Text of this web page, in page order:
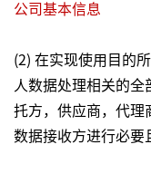
公司基本信息
(2) 在实现使用目的
人数据处理相关的
托方，供应商，代
数据接收方进行必要